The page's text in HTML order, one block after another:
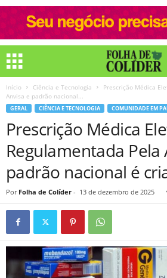
Início Ciência e Tecnologia
Prescrição Médica
Anvisa e padrão nacional...
GERAL CIÊNCIA E TECNOLOGIA COMUNIDADE EM
Prescrição Médica
Regulamentada Pela
padrão nacional é
Por Folha de Colíder - 13 de dezembro de 2025